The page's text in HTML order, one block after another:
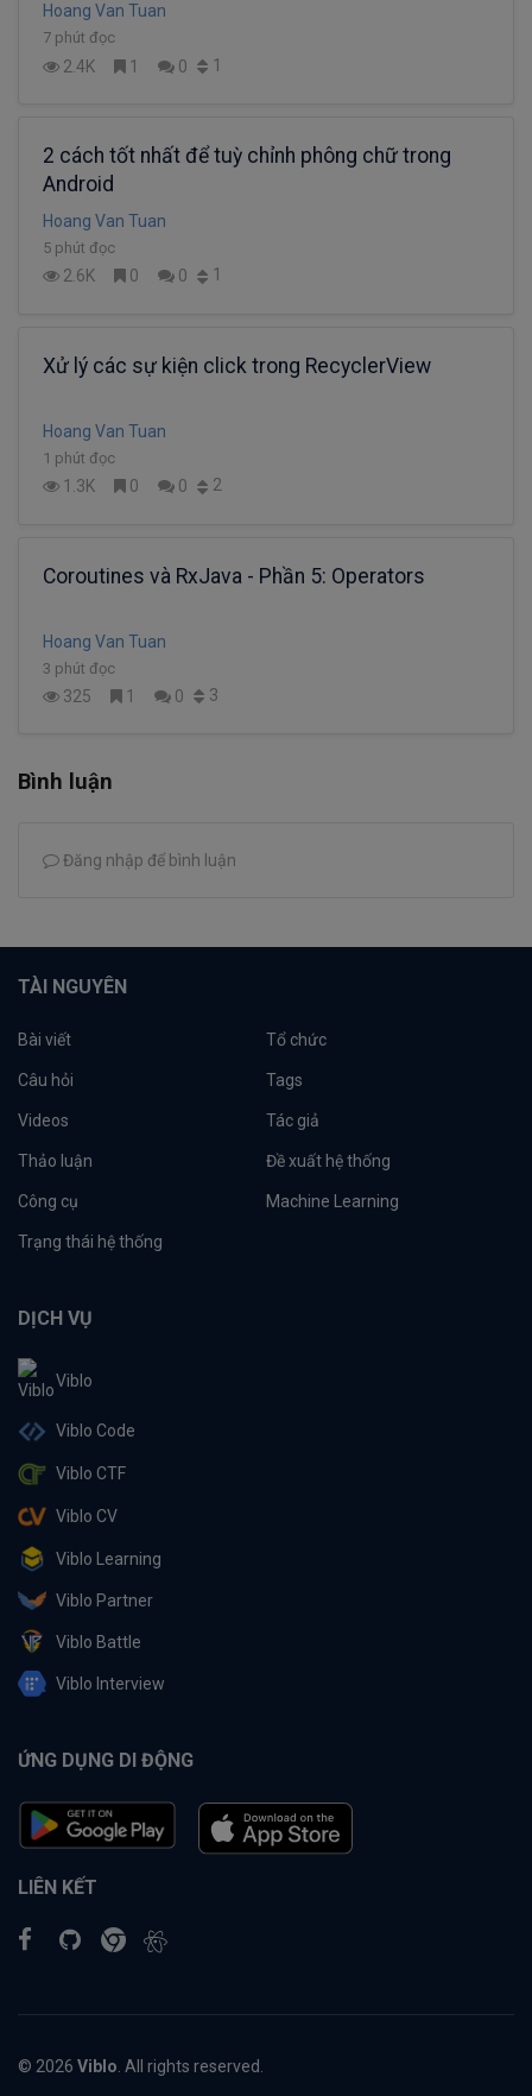
Hoang Van Tuan
7 phút đọc
2.4K 1 0 1
2 cách tốt nhất để tuỳ chỉnh phông chữ trong
Android
Hoang Van Tuan
5 phút đọc
2.6K 0 0 1
Xử lý các sự kiện click trong RecyclerView
Hoang Van Tuan
1 phút đọc
1.3K 0 0 2
Coroutines và RxJava - Phần 5: Operators
Hoang Van Tuan
3 phút đọc
325 1 0 3
Bình luận
Đăng nhập để bình luận
TÀI NGUYÊN
Bài viết Tổ chức
Câu hỏi Tags
Videos Tác giả
Thảo luận Đề xuất hệ thống
Công cụ Machine Learning
Trạng thái hệ thống
DỊCH VỤ
Viblo
Viblo Code
Viblo CTF
Viblo CV
Viblo Learning
Viblo Partner
Viblo Battle
Viblo Interview
ỨNG DỤNG DI ĐỘNG
LIÊN KẾT
© 2026 Viblo . All rights reserved.